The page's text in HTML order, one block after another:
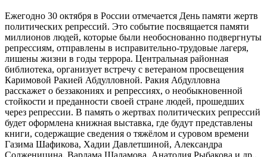
Ежегодно 30 октября в России отмечается День памяти жертв
политических репрессий. Это событие посвящается памяти
миллионов людей, которые были необоснованно подвергнуты
репрессиям, отправлены в исправительно-трудовые лагеря,
лишены жизни в годы террора. Центральная районная
библиотека, организует встречу с ветераном просвещения
Каримовой Ракией Абдулловной. Ракия Абдулловна
расскажет о беззакониях и репрессиях, о необыкновенной
стойкости и преданности своей стране людей, прошедших
через репрессии. В память о жертвах политических репрессий
будет оформлена книжная выставка, где будут представлены
книги, содержащие сведения о тяжёлом и суровом времени
Газима Шафикова, Хадии Давлетшиной, Александра
Солженицина, Варлама Шаламова, Анатолия Рыбакова и др.,